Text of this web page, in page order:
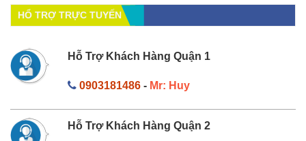
HỔ TRỢ TRỰC TUYẾN
Hỗ Trợ Khách Hàng Quận 1
0903181486- Mr: Huy
Hỗ Trợ Khách Hàng Quận 2